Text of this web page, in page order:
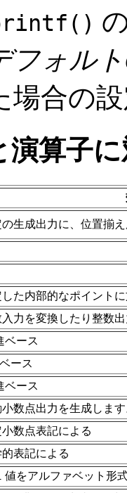
フォルト
場合の
演算子
生成出力に、位置揃
た内部的なポイント
力を変換したり整数
ベース
ース
ベース
数点出力を生成しま
小数点表記による
表記による
値をアルファベット形